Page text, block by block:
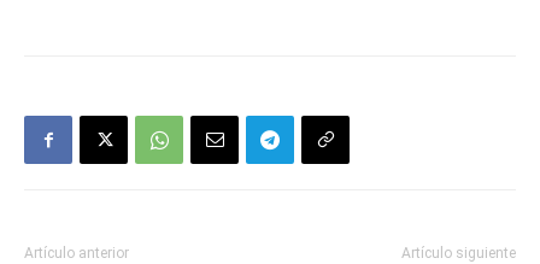
Artículo anterior Artículo siguiente